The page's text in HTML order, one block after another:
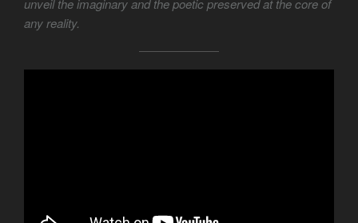
unveil the imaginary and the poetic preserved at the core of
any reality.